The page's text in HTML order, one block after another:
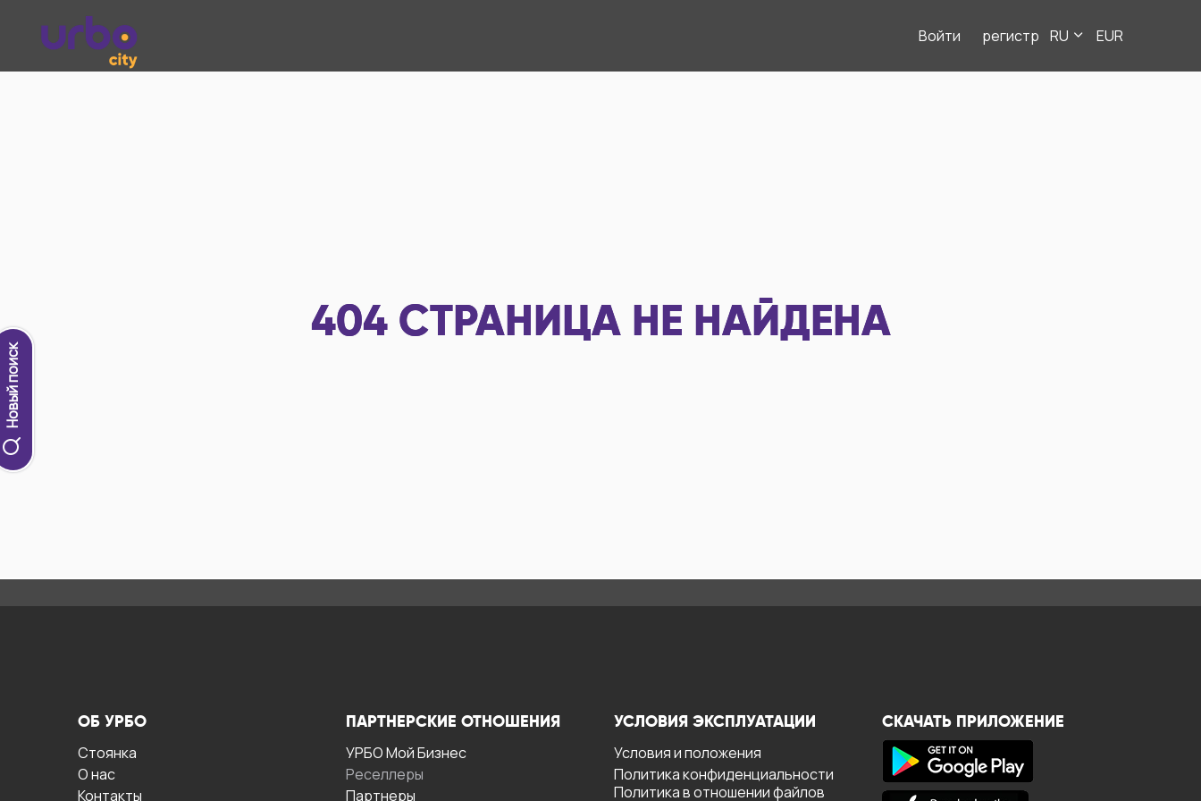
Войти регистр RU EUR
Новый поиск
404 СТРАНИЦА НЕ НАЙДЕНА
ОБ УРБО
Стоянка
О нас
Контакты
ПАРТНЕРСКИЕ ОТНОШЕНИЯ
УРБО Мой Бизнес
Реселлеры
Партнеры
УСЛОВИЯ ЭКСПЛУАТАЦИИ
Условия и положения
Политика конфиденциальности
Политика в отношении файлов
СКАЧАТЬ ПРИЛОЖЕНИЕ